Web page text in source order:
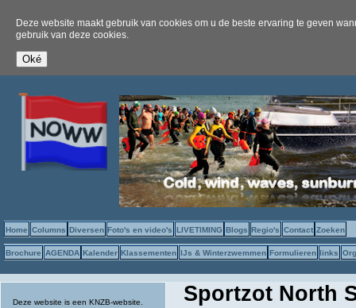
Deze website maakt gebruik van cookies om u de beste ervaring te geven
gebruik van deze cookies.
Home Columns Diversen Foto's en video's LIVETIMING Blogs Regio's Contact Zoeken
Brochure AGENDA Kalender Klassementen IJs & Winterzwemmen Formulieren links
Deze website is een KNZB-website.
Sportzot North